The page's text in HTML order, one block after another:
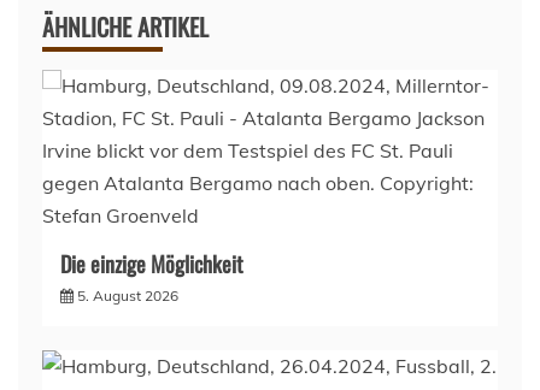
ÄHNLICHE ARTIKEL
Die einzige Möglichkeit
5. August 2026